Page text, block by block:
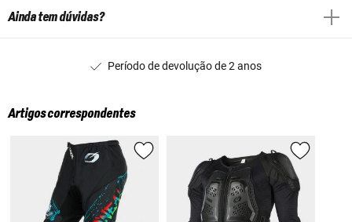
Ainda tem dúvidas?
Período de devolução de 2 anos
Artigos correspondentes